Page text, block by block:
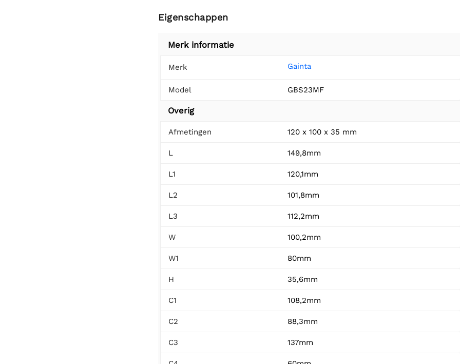
Eigenschappen
Merk informatie
Merk Gainta
Model GBS23MF
Overig
Afmetingen 120 x 100 x 35 mm
L 149,8mm
L1 120,1mm
L2 101,8mm
L3 112,2mm
W 100,2mm
W1 80mm
H 35,6mm
C1 108,2mm
C2 88,3mm
C3 137mm